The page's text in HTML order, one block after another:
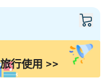
行使用 >>